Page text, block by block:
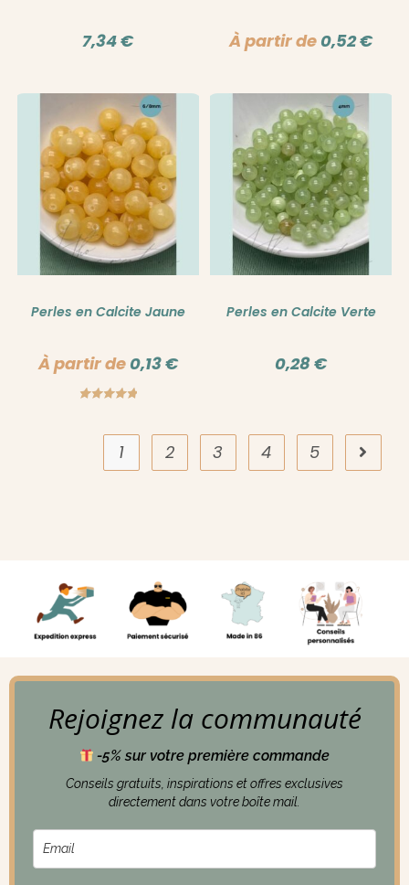
7,34€ À partir de 0,52€
Perles en Calcite Jaune
À partir de 0,13€
Perles en Calcite Verte
0,28€
1 2 3 4 5
Rejoignez la communauté
-5% sur votre première commande
Conseils gratuits, inspirations et offres exclusives
directement dans votre boîte mail.